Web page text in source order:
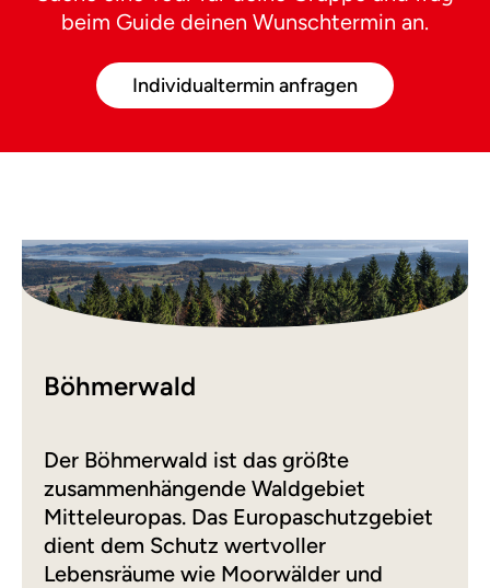
beim Guide deinen Wunschtermin an.
Individualtermin anfragen
Böhmerwald
Der Böhmerwald ist das größte
zusammenhängende Waldgebiet
Mitteleuropas. Das Europaschutzgebiet
dient dem Schutz wertvoller
Lebensräume wie Moorwälder und